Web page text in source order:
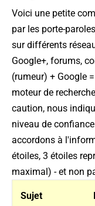
Voici une petite
par les porte-
sur différents
Google+, forums,
(rumeur) + Google
moteur de
caution, nous
niveau de
accordons à
étoiles, 3 étoiles
maximal) - et non
Sujet